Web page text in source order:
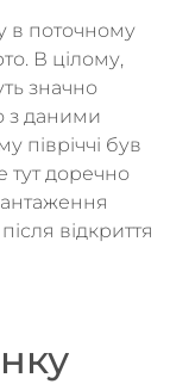
в поточному
В цілому,
значно
з даними
півріччі був
тут доречно
відкриття